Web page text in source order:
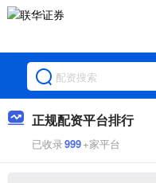
正规配资平台排行
已收录999+家平台